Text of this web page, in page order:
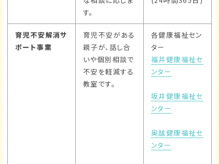
す。
育児不安解消サ
ポート事業
育児不安がある
親子が、話し合
いや個別相談で
不安を軽減する
教室です。
各健康福祉セン
ター
福井健康福祉セ
ンター
坂井健康福祉セ
ンター
奥越健康福祉セ
ンター